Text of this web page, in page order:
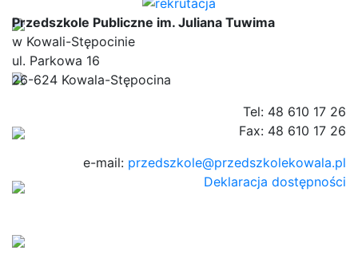
Przedszkole Publiczne im. Juliana Tuwima
w Kowali-Stępocinie
ul. Parkowa 16
26-624 Kowala-Stępocina
Tel: 48 610 17 26
Fax: 48 610 17 26
e-mail: przedszkole@przedszkolekowala.pl
Deklaracja dostępności